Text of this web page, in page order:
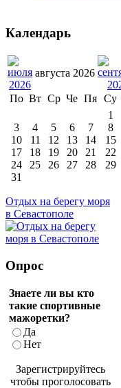
Календарь
августа 2026
По Вт Ср Че Пя Су
1
3
4 5 6 7 8
10
11 12 13 14 15
17
18 19 20 21 22
24
25 26 27 28 29
31
Отдых на берегу моря
в Севастополе
Опрос
Знаете ли вы кто
такие спортивные
мажоретки?
Да
Нет
Зарегистрируйтесь
чтобы проголосовать